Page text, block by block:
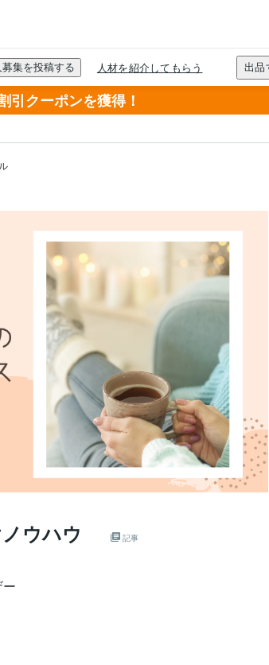
引クーポンを獲得！
ノウハウ 記事